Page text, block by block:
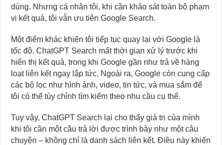
dùng. Nhưng cá nhân tôi, khi cần khảo sát toàn bộ phạm
vi kết quả, tôi vẫn ưu tiên Google Search.
Một điểm khác khiến tôi tiếp tục quay lại với Google là
tốc độ. ChatGPT Search mất thời gian xử lý trước khi
hiển thị kết quả, trong khi Google gần như trả về hàng
loạt liên kết ngay lập tức. Ngoài ra, Google còn cung cấp
các bộ lọc như hình ảnh, video, tin tức, và mua sắm để
tôi có thể tùy chỉnh tìm kiếm theo nhu cầu cụ thể.
Tuy vậy, ChatGPT Search lại cho thấy giá trị của mình
khi tôi cần một câu trả lời được trình bày như một câu
chuyện – không chỉ là danh sách liên kết. Điều này khiến